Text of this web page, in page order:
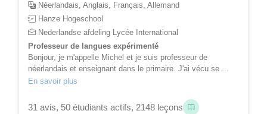
Néerlandais, Anglais, Français, Allemand
Hanze Hogeschool
Nederlandse afdeling Lycée International
Professeur de langues expérimenté
Bonjour, je m'appelle Michel et je suis professeur de
néerlandais et enseignant dans le primaire. J'ai vécu se ...
En savoir plus
31 avis, 50 étudiants actifs, 2148 leçons